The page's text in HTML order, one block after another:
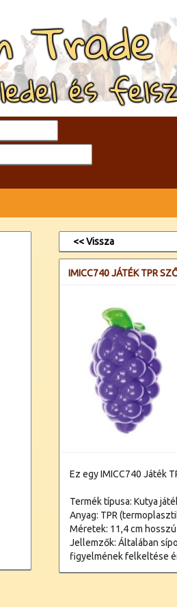
Trade
és
<< Vissza
IMICC740 JÁTÉK TPR
Ez egy IMICC740 Játék
Termék típusa: Kutya
Anyag: TPR
Méretek: 11,4 cm hosszú
Jellemzők: Általában
figyelmének felkeltése